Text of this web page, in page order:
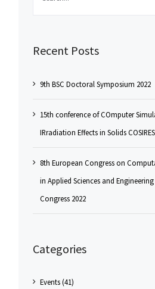
Recent Posts
9th BSC Doctoral Symposium 2022
15th conference of COmputer
IRradiation Effects in Solids
8th European Congress on
in Applied Sciences and Engineering
Congress 2022
Categories
Events (41)